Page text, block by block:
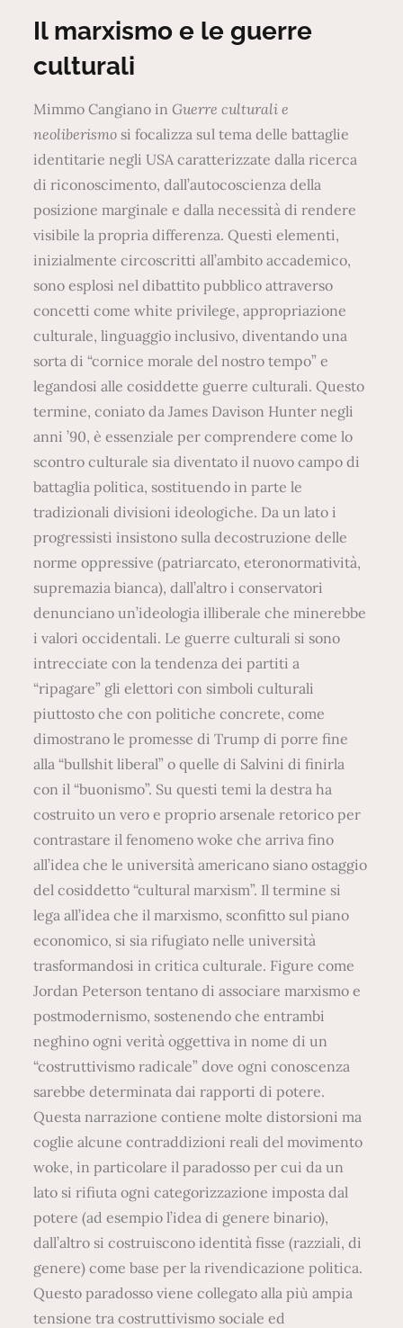
Il marxismo e le guerre
culturali
Mimmo Cangiano in Guerre culturali e
neoliberismo si focalizza sul tema delle battaglie
identitarie negli USA caratterizzate dalla ricerca
di riconoscimento, dall’autocoscienza della
posizione marginale e dalla necessità di rendere
visibile la propria differenza. Questi elementi,
inizialmente circoscritti all’ambito accademico,
sono esplosi nel dibattito pubblico attraverso
concetti come white privilege, appropriazione
culturale, linguaggio inclusivo, diventando una
sorta di “cornice morale del nostro tempo” e
legandosi alle cosiddette guerre culturali. Questo
termine, coniato da James Davison Hunter negli
anni ’90, è essenziale per comprendere come lo
scontro culturale sia diventato il nuovo campo di
battaglia politica, sostituendo in parte le
tradizionali divisioni ideologiche. Da un lato i
progressisti insistono sulla decostruzione delle
norme oppressive (patriarcato, eteronormatività,
supremazia bianca), dall’altro i conservatori
denunciano un’ideologia illiberale che minerebbe
i valori occidentali. Le guerre culturali si sono
intrecciate con la tendenza dei partiti a
“ripagare” gli elettori con simboli culturali
piuttosto che con politiche concrete, come
dimostrano le promesse di Trump di porre fine
alla “bullshit liberal” o quelle di Salvini di finirla
con il “buonismo”. Su questi temi la destra ha
costruito un vero e proprio arsenale retorico per
contrastare il fenomeno woke che arriva fino
all’idea che le università americano siano ostaggio
del cosiddetto “cultural marxism”. Il termine si
lega all’idea che il marxismo, sconfitto sul piano
economico, si sia rifugiato nelle università
trasformandosi in critica culturale. Figure come
Jordan Peterson tentano di associare marxismo e
postmodernismo, sostenendo che entrambi
neghino ogni verità oggettiva in nome di un
“costruttivismo radicale” dove ogni conoscenza
sarebbe determinata dai rapporti di potere.
Questa narrazione contiene molte distorsioni ma
coglie alcune contraddizioni reali del movimento
woke, in particolare il paradosso per cui da un
lato si rifiuta ogni categorizzazione imposta dal
potere (ad esempio l’idea di genere binario),
dall’altro si costruiscono identità fisse (razziali, di
genere) come base per la rivendicazione politica.
Questo paradosso viene collegato alla più ampia
tensione tra costruttivismo sociale ed